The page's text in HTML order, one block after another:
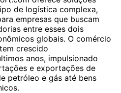
de logística complexa,
empresas que buscam
entre esses dois
globais. O comércio
crescido
anos, impulsionado
e exportações de
petróleo e gás até bens